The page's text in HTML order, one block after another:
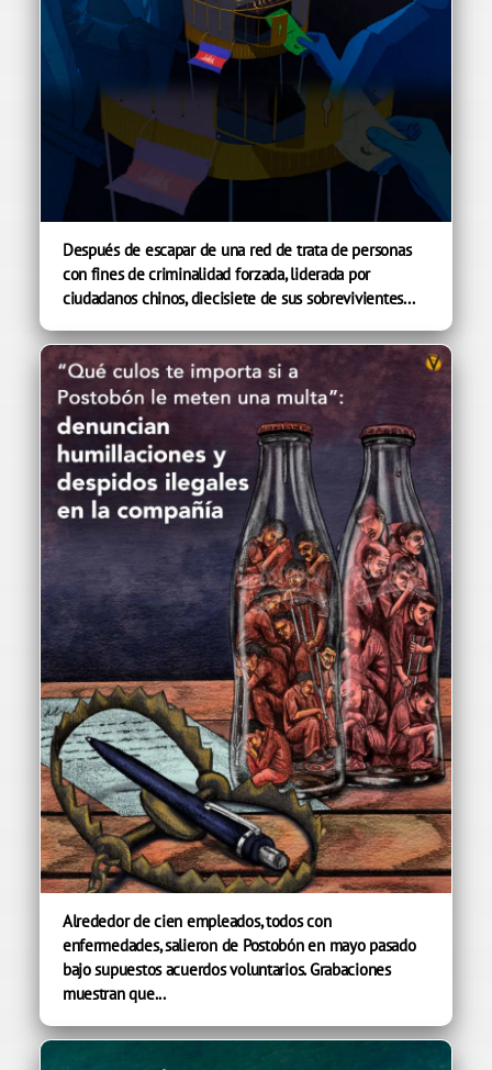
Después de escapar de una red de trata de personas
con fines de criminalidad forzada, liderada por
ciudadanos chinos, diecisiete de sus sobrevivientes...
Alrededor de cien empleados, todos con
enfermedades, salieron de Postobón en mayo pasado
bajo supuestos acuerdos voluntarios. Grabaciones
muestran que...